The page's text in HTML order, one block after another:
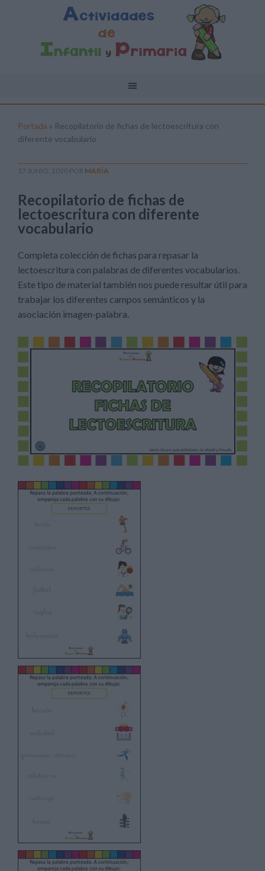
Portada » Recopilatorio de fichas de lectoescritura con
diferente vocabulario
17 JUNIO, 2020 POR MARÍA
Recopilatorio de fichas de
lectoescritura con diferente
vocabulario
Completa colección de fichas para repasar la
lectoescritura con palabras de diferentes vocabularios.
Este tipo de material también nos puede resultar útil para
trabajar los diferentes campos semánticos y la
asociación imagen-palabra.